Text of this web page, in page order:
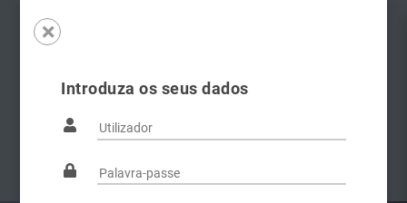
Introduza os seus dados
Famílias